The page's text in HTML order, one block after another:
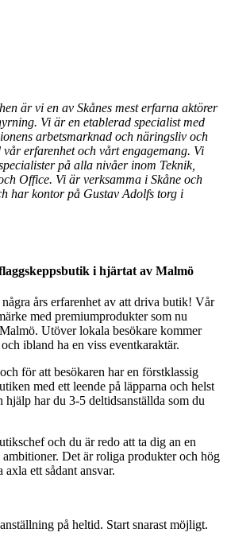
är vi en av Skånes mest erfarna aktörer
Vi ären etablerad specialist med
arbetsmarknad och näringsliv och
erfarenhet och vårt engagemang. Vi
på alla nivåer inom Teknik,
Office. Vi är verksamma i Skåne och
har kontor på Gustav Adolfs torg i
i hjärtat av Malmö
års erfarenhet av att driva butik! Vår
med premiumprodukter som nu
Utöver lokala besökare kommer
ibland ha en viss eventkaraktär.
för att besökaren har en förstklassig
med ett leende på läpparna och helst
hjälp har du 3-5 deltidsanställda som du
och du är redo att ta dig an en
Det är roliga produkter och hög
ett sådant ansvar.
på heltid. Start snarast möjligt.